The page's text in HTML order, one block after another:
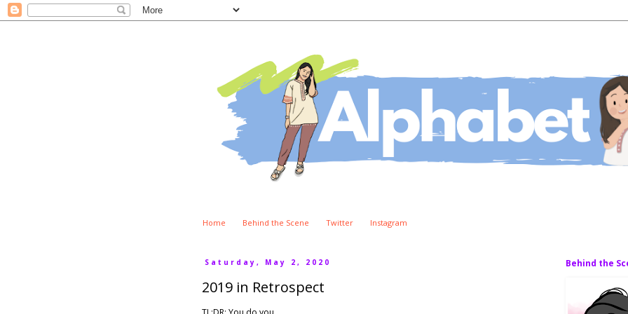
Home Behind the Scene Twitter Instagram
Saturday, May 2, 2020
2019 in Retrospect
Behind the